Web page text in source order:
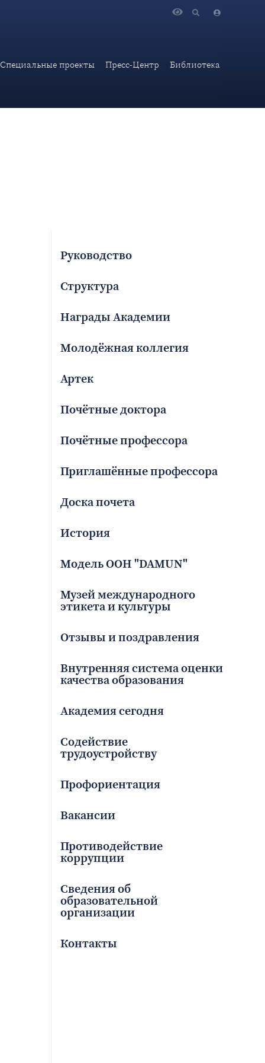
Специальные проекты Пресс-Центр Библиотека
Руководство
Структура
Награды Академии
Молодёжная коллегия
Артек
Почётные доктора
Почётные профессора
Приглашённые профессора
Доска почета
История
Модель ООН "DAMUN"
Музей международного
этикета и культуры
Отзывы и поздравления
Внутренняя система оценки
качества образования
Академия сегодня
Содействие
трудоустройству
Профориентация
Вакансии
Противодействие
коррупции
Сведения об
образовательной
организации
Контакты